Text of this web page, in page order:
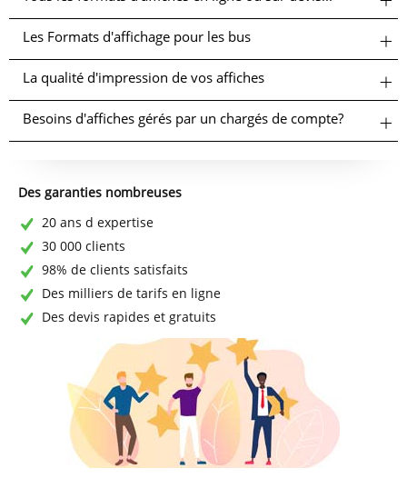
Les Formats d'affichage pour les bus
La qualité d'impression de vos affiches
Besoins d'affiches gérés par un chargés de compte?
Des garanties nombreuses
20 ans d expertise
30 000 clients
98% de clients satisfaits
Des milliers de tarifs en ligne
Des devis rapides et gratuits